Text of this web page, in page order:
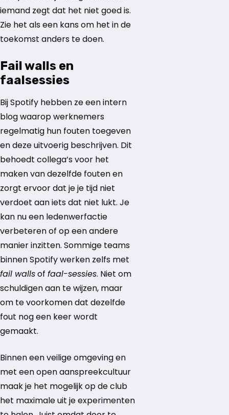
iemand zegt dat het niet goed is.
Zie het als een kans om het in de
toekomst anders te doen.
Fail walls en
faalsessies
Bij Spotify hebben ze een intern
blog waarop werknemers
regelmatig hun fouten toegeven
en deze uitvoerig beschrijven. Dit
behoedt collega’s voor het
maken van dezelfde fouten en
zorgt ervoor dat je je tijd niet
verdoet aan iets dat niet lukt. Je
kan nu een ledenwerfactie
verbeteren of op een andere
manier inzitten. Sommige teams
binnen Spotify werken zelfs met
fail wallsof faal-sessies. Niet om
schuldigen aan te wijzen, maar
om te voorkomen dat dezelfde
fout nog een keer wordt
gemaakt.
Binnen een veilige omgeving en
met een open aanspreekcultuur
maak je het mogelijk op de club
het maximale uit je experimenten